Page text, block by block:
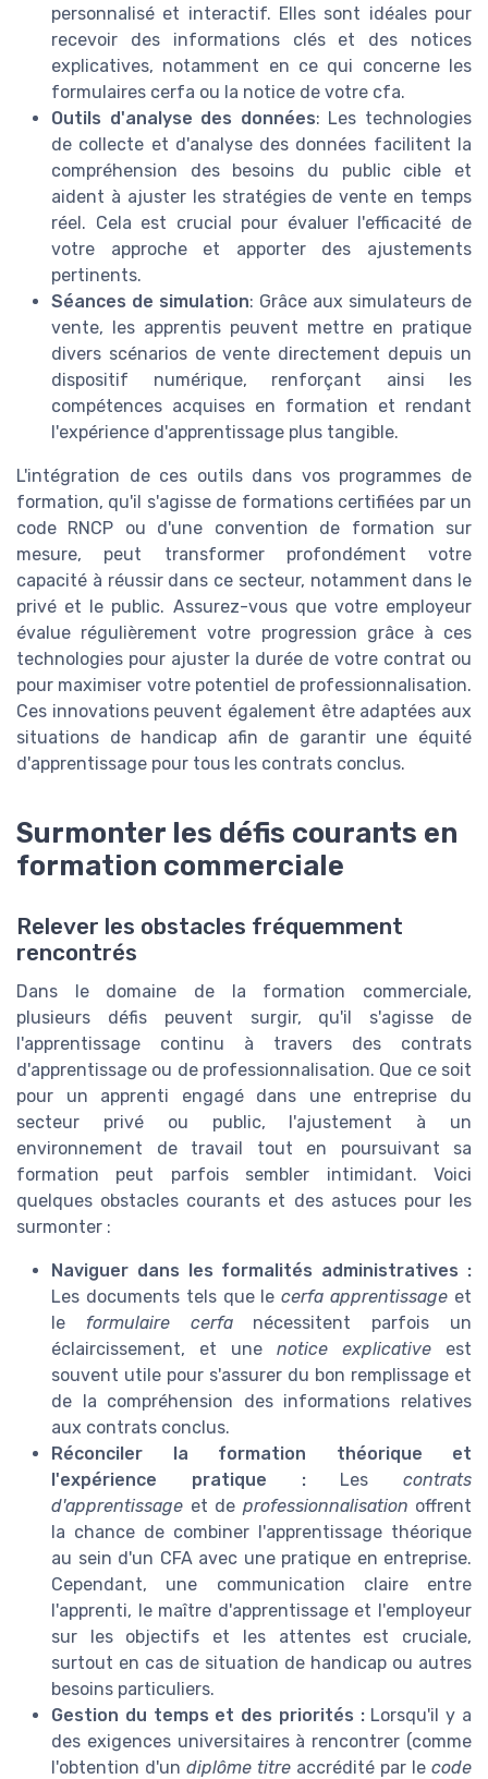
personnalisé et interactif. Elles sont idéales pour
recevoir des informations clés et des notices
explicatives, notamment en ce qui concerne les
formulaires cerfa ou la notice de votre cfa.
Outils d'analyse des données: Les technologies
de collecte et d'analyse des données facilitent la
compréhension des besoins du public cible et
aident à ajuster les stratégies de vente en temps
réel. Cela est crucial pour évaluer l'efficacité de
votre approche et apporter des ajustements
pertinents.
Séances de simulation: Grâce aux simulateurs de
vente, les apprentis peuvent mettre en pratique
divers scénarios de vente directement depuis un
dispositif numérique, renforçant ainsi les
compétences acquises en formation et rendant
l'expérience d'apprentissage plus tangible.
L'intégration de ces outils dans vos programmes de
formation, qu'il s'agisse de formations certifiées par un
code RNCP ou d'une convention de formation sur
mesure, peut transformer profondément votre
capacité à réussir dans ce secteur, notamment dans le
privé et le public. Assurez-vous que votre employeur
évalue régulièrement votre progression grâce à ces
technologies pour ajuster la durée de votre contrat ou
pour maximiser votre potentiel de professionnalisation.
Ces innovations peuvent également être adaptées aux
situations de handicap afin de garantir une équité
d'apprentissage pour tous les contrats conclus.
Surmonter les défis courants en
formation commerciale
Relever les obstacles fréquemment
rencontrés
Dans le domaine de la formation commerciale,
plusieurs défis peuvent surgir, qu'il s'agisse de
l'apprentissage continu à travers des contrats
d'apprentissage ou de professionnalisation. Que ce soit
pour un apprenti engagé dans une entreprise du
secteur privé ou public, l'ajustement à un
environnement de travail tout en poursuivant sa
formation peut parfois sembler intimidant. Voici
quelques obstacles courants et des astuces pour les
surmonter :
Naviguer dans les formalités administratives :
Les documents tels que lecerfa apprentissage et
le formulaire cerfanécessitent parfois un
éclaircissement, et une notice explicative est
souvent utile pour s'assurer du bon remplissage et
de la compréhension des informations relatives
aux contrats conclus.
Réconciler la formation théorique et
l'expérience pratique : Les contrats
d'apprentissage et de professionnalisation offrent
la chance de combiner l'apprentissage théorique
au sein d'un CFA avec une pratique en entreprise.
Cependant, une communication claire entre
l'apprenti, le maître d'apprentissage et l'employeur
sur les objectifs et les attentes est cruciale,
surtout en cas de situation de handicap ou autres
besoins particuliers.
Gestion du temps et des priorités : Lorsqu'il y a
des exigences universitaires à rencontrer (comme
l'obtention d'un diplôme titre accrédité par le code